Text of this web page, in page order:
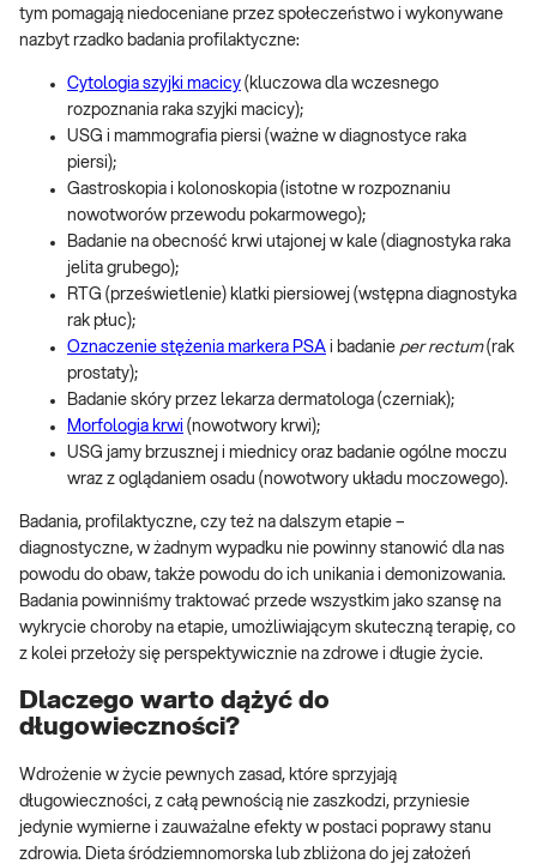
tym pomagają niedoceniane przez społeczeństwo i wykonywane
nazbyt rzadko badania profilaktyczne:
Cytologia szyjki macicy (kluczowa dla wczesnego
rozpoznania raka szyjki macicy);
USG i mammografia piersi (ważne w diagnostyce raka
piersi);
Gastroskopia i kolonoskopia (istotne w rozpoznaniu
nowotworów przewodu pokarmowego);
Badanie na obecność krwi utajonej w kale (diagnostyka raka
jelita grubego);
RTG (prześwietlenie) klatki piersiowej (wstępna diagnostyka
rak płuc);
Oznaczenie stężenia markera PSA i badanie per rectum(rak
prostaty);
Badanie skóry przez lekarza dermatologa (czerniak);
Morfologia krwi (nowotwory krwi);
USG jamy brzusznej i miednicy oraz badanie ogólne moczu
wraz z oglądaniem osadu (nowotwory układu moczowego).
Badania, profilaktyczne, czy też na dalszym etapie –
diagnostyczne, w żadnym wypadku nie powinny stanowić dla nas
powodu do obaw, także powodu do ich unikania i demonizowania.
Badania powinniśmy traktować przede wszystkim jako szansę na
wykrycie choroby na etapie, umożliwiającym skuteczną terapię, co
z kolei przełoży się perspektywicznie na zdrowe i długie życie.
Dlaczego warto dążyć do
długowieczności?
Wdrożenie w życie pewnych zasad, które sprzyjają
długowieczności, z całą pewnością nie zaszkodzi, przyniesie
jedynie wymierne i zauważalne efekty w postaci poprawy stanu
zdrowia. Dieta śródziemnomorska lub zbliżona do jej założeń